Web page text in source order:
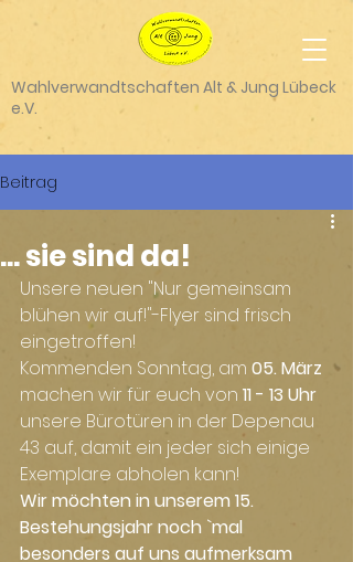
Wahlverwandtschaften Alt & Jung Lübeck
e.V.
Beitrag
... sie sind da!
Unsere neuen "Nur gemeinsam
blühen wir auf!"-Flyer sind frisch
eingetroffen!
Kommenden Sonntag, am 05. März
machen wir für euch von 11 - 13 Uhr
unsere Bürotüren in der Depenau
43 auf, damit ein jeder sich einige
Exemplare abholen kann!
Wir möchten in unserem 15.
Bestehungsjahr noch `mal
besonders auf uns aufmerksam